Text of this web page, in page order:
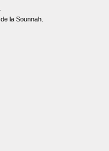
la Sounnah.